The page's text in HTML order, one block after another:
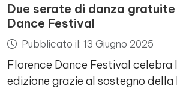
Due serate di danza
Dance Festival
Pubblicato il: 13 Giugno 2025
Florence Dance Festival celebra
edizione grazie al sostegno della